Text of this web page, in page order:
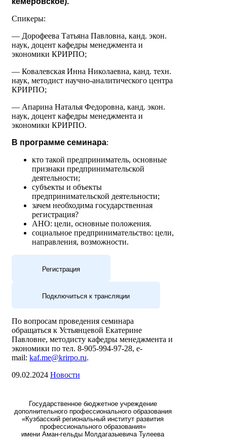
Спикеры:
— Дорофеева Татьяна Павловна, канд. экон.
наук, доцент кафедры менеджмента и
экономики КРИРПО;
— Ковалевская Инна Николаевна, канд. техн.
наук, методист научно-аналитического центра
КРИРПО;
— Апарина Наталья Федоровна, канд. экон.
наук, доцент кафедры менеджмента и
экономики КРИРПО.
В программе семинара:
кто такой предприниматель, основные
признаки предпринимательской
деятельности;
субъекты и объекты
предпринимательской деятельности;
зачем необходима государственная
регистрация?
АНО: цели, основные положения.
социальное предпринимательство: цели,
направления, возможности.
Регистрация
Подключиться к трансляции
По вопросам проведения семинара
обращаться к Устьянцевой Екатерине
Павловне, методисту кафедры менеджмента и
экономики по тел. 8-905-994-97-28, e-
mail: kaf.me@krirpo.ru.
09.02.2024 Новости
Государственное бюджетное учреждение
дополнительного профессионального образования
«Кузбасский региональный институт развития
профессионального образования»
имени Аман-гельды Молдагазыевича Тулеева